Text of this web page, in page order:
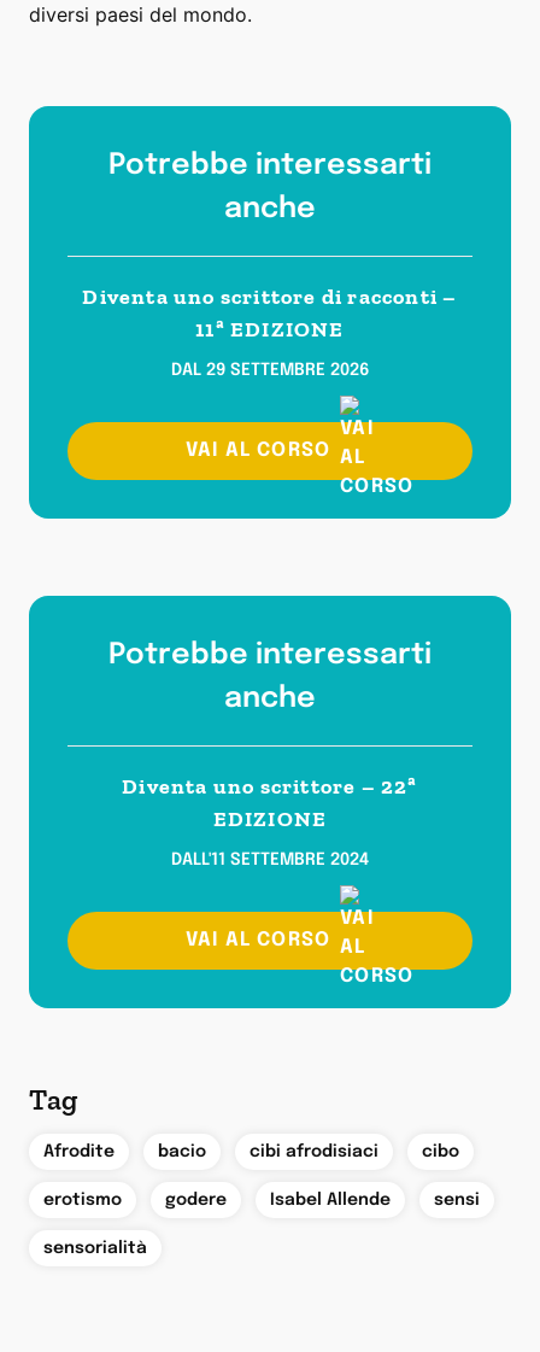
diversi paesi del mondo.
Potrebbe interessarti
anche
Diventa uno scrittore di racconti –
11ª EDIZIONE
DAL 29 SETTEMBRE 2026
VAI AL CORSO
Potrebbe interessarti
anche
Diventa uno scrittore – 22ª
EDIZIONE
DALL'11 SETTEMBRE 2024
VAI AL CORSO
Tag
Afrodite bacio cibi afrodisiaci cibo
erotismo godere Isabel Allende sensi
sensorialità